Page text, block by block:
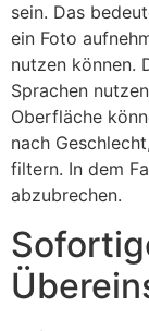
sein. Das
ein Foto
nutzen können.
Sprachen
Oberfläche
nach
filtern. In dem
abzubrechen.